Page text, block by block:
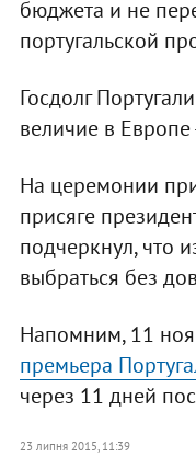
бюджета и не
португальской
Госдолг
величие в
На церемонии
присяге
подчеркнул, что
выбраться без
Напомним, 11
премьера
через 11 дней
23 липня 2015, 11:39